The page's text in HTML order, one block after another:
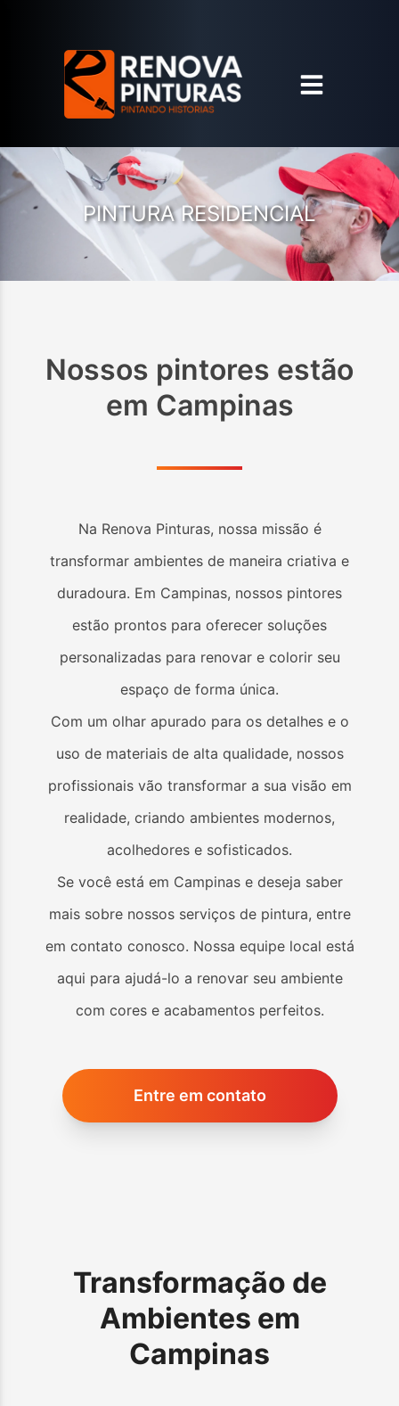
PINTURA RESIDENCIAL
Nossos pintores estão
em Campinas
Na Renova Pinturas, nossa missão é
transformar ambientes de maneira criativa e
duradoura. Em Campinas, nossos pintores
estão prontos para oferecer soluções
personalizadas para renovar e colorir seu
espaço de forma única.
Com um olhar apurado para os detalhes e o
uso de materiais de alta qualidade, nossos
profissionais vão transformar a sua visão em
realidade, criando ambientes modernos,
acolhedores e sofisticados.
Se você está em Campinase deseja saber
mais sobre nossos serviços de pintura, entre
em contato conosco. Nossa equipe local está
aqui para ajudá-lo a renovar seu ambiente
com cores e acabamentos perfeitos.
Entre em contato
Transformação de
Ambientes em
Campinas